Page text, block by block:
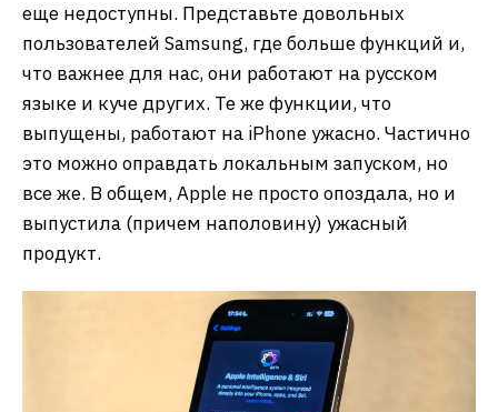
еще недоступны. Представьте довольных
пользователей Samsung, где больше функций и,
что важнее для нас, они работают на русском
языке и куче других. Те же функции, что
выпущены, работают на iPhone ужасно. Частично
это можно оправдать локальным запуском, но
все же. В общем, Apple не просто опоздала, но и
выпустила (причем наполовину) ужасный
продукт.